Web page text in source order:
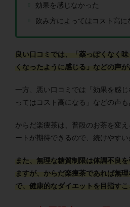
効果を感じなかった
飲み方によってはコスト高に
良い口コミでは、「薬っぽくなく
くなったように感じる」などの声が
一方、悪い口コミでは「効果を感
ってはコスト高になる」などの声も
からだ楽痩茶は、普段のお茶を変
ートが期待できるので、続けやすい
また、無理な糖質制限は体調不良
ますが、からだ楽痩茶であれば無
で、健康的なダイエットを目指すこ